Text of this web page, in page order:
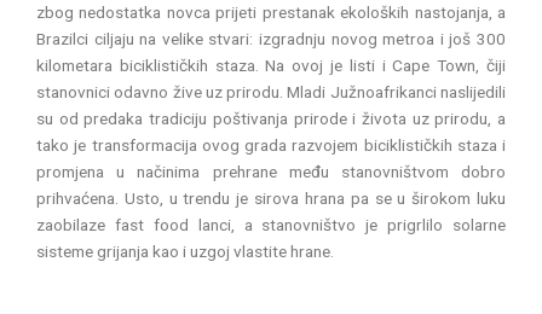
zbog nedostatka novca prijeti prestanak ekoloških nastojanja, a
Brazilci ciljaju na velike stvari: izgradnju novog metroa i još 300
kilometara biciklističkih staza. Na ovoj je listi i Cape Town, čiji
stanovnici odavno žive uz prirodu. Mladi Južnoafrikanci naslijedili
su od predaka tradiciju poštivanja prirode i života uz prirodu, a
tako je transformacija ovog grada razvojem biciklističkih staza i
promjena u načinima prehrane među stanovništvom dobro
prihvaćena. Usto, u trendu je sirova hrana pa se u širokom luku
zaobilaze fast food lanci, a stanovništvo je prigrlilo solarne
sisteme grijanja kao i uzgoj vlastite hrane.